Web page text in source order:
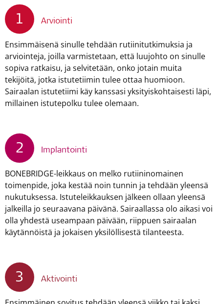
1 Arviointi
Ensimmäisenä sinulle tehdään rutiinitutkimuksia ja
arviointeja, joilla varmistetaan, että luujohto on sinulle
sopiva ratkaisu, ja selvitetään, onko jotain muita
tekijöitä, jotka istutetiimin tulee ottaa huomioon.
Sairaalan istutetiimi käy kanssasi yksityiskohtaisesti läpi,
millainen istutepolku tulee olemaan.
2 Implantointi
BONEBRIDGE-leikkaus on melko rutiininomainen
toimenpide, joka kestää noin tunnin ja tehdään yleensä
nukutuksessa. Istuteleikkauksen jälkeen ollaan yleensä
jalkeilla jo seuraavana päivänä. Sairaallassa olo aikasi voi
olla yhdestä useampaan päivään, riippuen sairaalan
käytännöistä ja jokaisen yksilöllisestä tilanteesta.
3 Aktivointi